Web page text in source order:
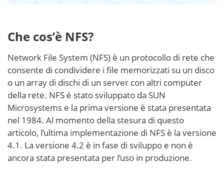
Che cos’è NFS?
Network File System (NFS) è un protocollo di rete che
consente di condividere i file memorizzati su un disco
o un array di dischi di un server con altri computer
della rete. NFS è stato sviluppato da SUN
Microsystems e la prima versione è stata presentata
nel 1984. Al momento della stesura di questo
articolo, l’ultima implementazione di NFS è la versione
4.1. La versione 4.2 è in fase di sviluppo e non è
ancora stata presentata per l’uso in produzione.